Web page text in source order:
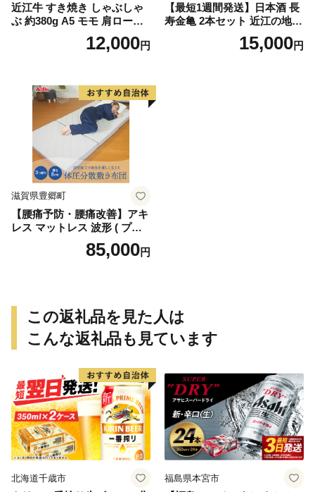
近江牛 すき焼き しゃぶしゃ
ぶ 約380g A5 モモ 肩ロース
肉の千石屋 牛肉 黒毛和牛
12,000円
【最短1週間発送】日本酒 長
寿金亀 2本セット 近江の地酒
酒 お酒 地酒 アルコール セッ
15,000円
滋賀県豊郷町
【腰痛予防・腰痛改善】アキ
レス マットレス 波形 ( プロ
ファイル ) 加工 コスパ 体圧
分散 敷き布団 かため 8cm 18
県 豊郷町
85,000円
この返礼品を見た人は
こんな返礼品も見ています
北海道千歳市 福島県本宮市